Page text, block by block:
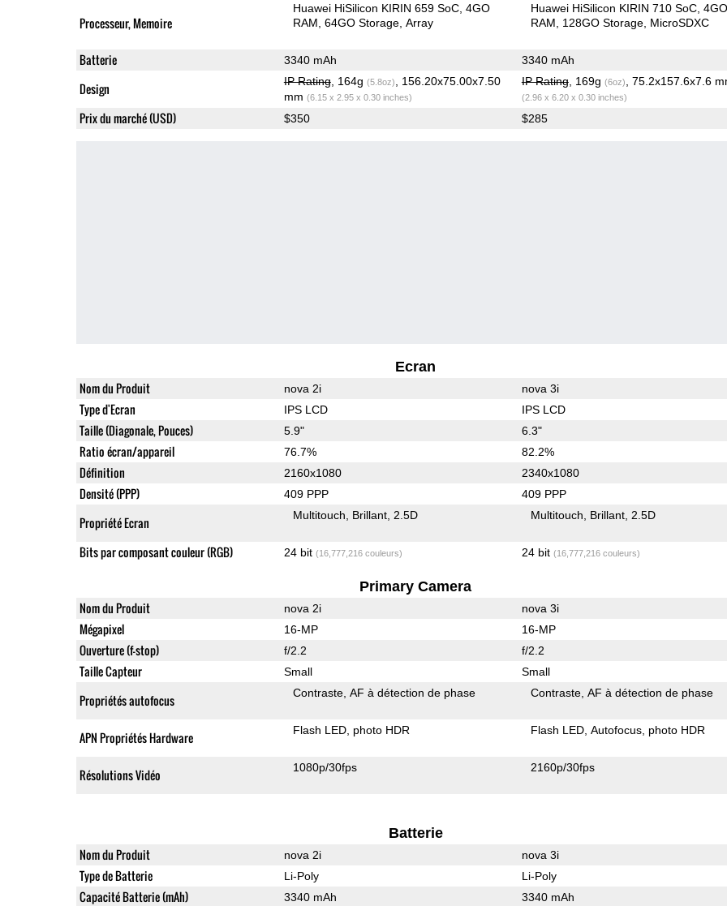
Processeur, Memoire
Huawei HiSilicon KIRIN 659 SoC 4GO
RAM 64GO Storage Array
Huawei HiSilicon KIRIN 710 SoC
RAM
128GO Storage MicroSDXC
Batterie 3340 mAh 3340 mAh
Design IP Rating, 164g (5.8oz)
, 156.20x75.00x7.50
mm (6.15 x 2.95 x 0.30 inches)
IP Rating, 169g (6oz) , 75.2x157.6x7.6
(2.96 x 6.20 x 0.30 inches)
Prix du marché (USD) $350 $285
Ecran
Nom du Produit nova 2i nova 3i
Type d'Ecran IPS LCD IPS LCD
Taille (Diagonale, Pouces) 5.9" 6.3"
Ratio écran/appareil 76.7% 82.2%
Définition 2160x1080 2340x1080
Densité (PPP) 409 PPP 409 PPP
Propriété Ecran Multitouch Brillant 2.5D Multitouch Brillant 2.5D
Bits par composant couleur (RGB) 24 bit (16,777,216 couleurs) 24 bit (16,777,216 couleurs)
Primary Camera
Nom du Produit nova 2i nova 3i
Mégapixel 16-MP 16-MP
Ouverture (f-stop) f/2.2 f/2.2
Taille Capteur Small Small
Propriétés autofocus Contraste AF à détection de phase Contraste AF à détection de phase
APN Propriétés Hardware Flash LED photo HDR Flash LED Autofocus photo HDR
Résolutions Vidéo 1080p/30fps 2160p/30fps
Batterie
Nom du Produit nova 2i nova 3i
Type de Batterie Li-Poly Li-Poly
Capacité Batterie (mAh) 3340 mAh 3340 mAh